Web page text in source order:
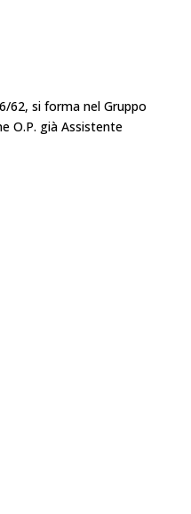
62, si forma nel Gruppo
O.P. già Assistente